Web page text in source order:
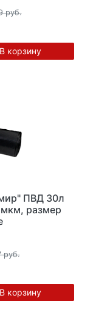
руб.
В корзину
ПВД 30л
размер
руб.
В корзину